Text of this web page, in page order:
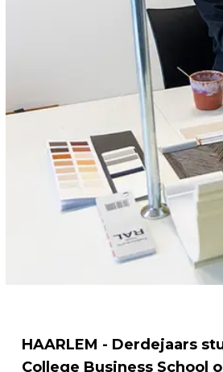
HAARLEM - Derdejaars
College Business School